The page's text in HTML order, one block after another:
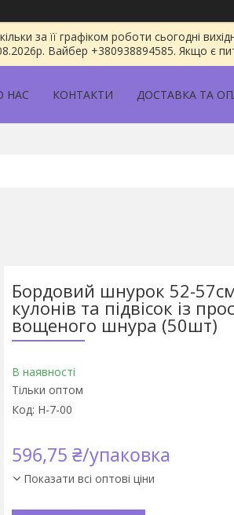
за її графіком роботи сьогодні
Вайбер +380938894585. Якщо є
НАС КОНТАКТИ ДОСТАВКА ТА
Бордовий шнурок 52-
кулонів та підвісок із
вощеного шнура (50шт)
В наявності
Тільки оптом
Код: Н-7-00
596,75 ₴/упаковка
Показати всі оптові ціни